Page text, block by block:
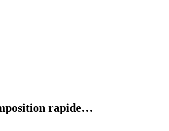
rapide…